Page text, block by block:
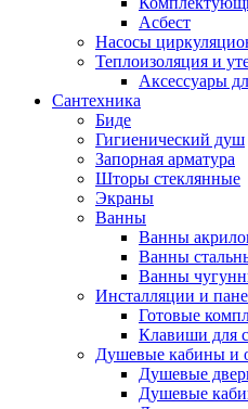
Асбест
Насосы
Теплоизоляция и
Аксессуары
Сантехника
Биде
Гигиенический душ
Запорная арматура
Шторы стеклянные
Экраны
Ванны
Ванны
Ванны
Ванны
Инсталляции и
Готовые
Клавиши для
Душевые кабины и
Душевые
Душевые